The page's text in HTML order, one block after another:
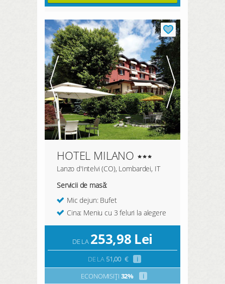
HOTEL MILANO
Lanzo d'Intelvi (CO), Lombardei, IT
Servicii de masă:
Mic dejun: Bufet
Cina: Meniu cu 3 feluri la alegere
DE LA 253,98 Lei
DE LA51,00 €
i
ECONOMISIȚI 32% i